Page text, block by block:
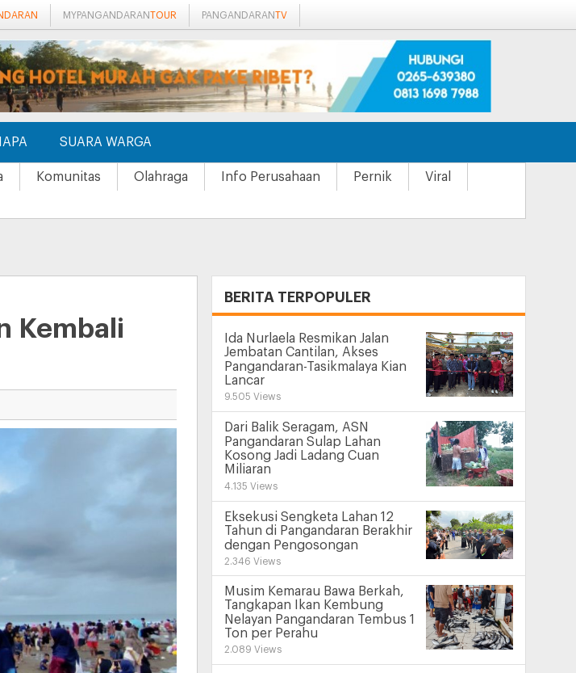
MYPANGANDARANTOUR PANGANDARANTV
SUARA WARGA
Komunitas Olahraga Info Perusahaan Pernik Viral
Kembali
BERITA TERPOPULER
Ida Nurlaela Resmikan Jalan
Jembatan Cantilan, Akses
Pangandaran-Tasikmalaya Kian
Lancar
9.505 Views
Dari Balik Seragam, ASN
Pangandaran Sulap Lahan
Kosong Jadi Ladang Cuan
Miliaran
4.135 Views
Eksekusi Sengketa Lahan 12
Tahun di Pangandaran Berakhir
dengan Pengosongan
2.346 Views
Musim Kemarau Bawa Berkah,
Tangkapan Ikan Kembung
Nelayan Pangandaran Tembus 1
Ton per Perahu
2.089 Views